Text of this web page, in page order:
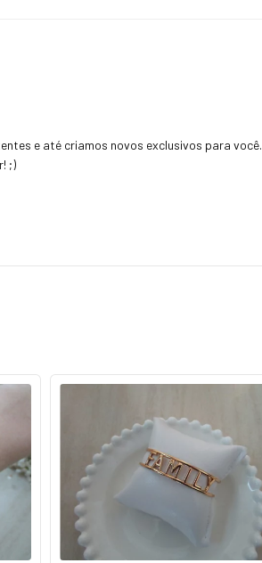
e até criamos novos exclusivos para você.
;)